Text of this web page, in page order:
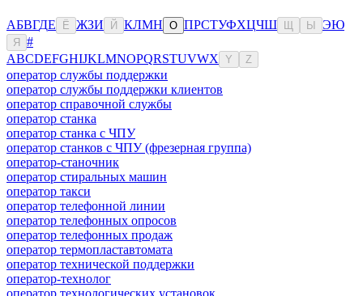
АБВГДЕ Ё ЖЗИ Й КЛМН О ПРСТУФХЦЧШ Ы ЭЮ
Я
#
ABCDEFGHIJKLMNOPQRSTUVWX Y Z
оператор службы поддержки
оператор службы поддержки клиентов
оператор справочной службы
оператор станка
оператор станка с ЧПУ
оператор станков с ЧПУ (фрезерная группа)
оператор-станочник
оператор стиральных машин
оператор такси
оператор телефонной линии
оператор телефонных опросов
оператор телефонных продаж
оператор термопластавтомата
оператор технической поддержки
оператор-технолог
оператор технологических установок